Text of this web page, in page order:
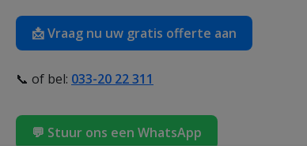
📩 Vraag nu uw gratis offerte aan
📞 of bel: 033-20 22 311
💬 Stuur ons een WhatsApp